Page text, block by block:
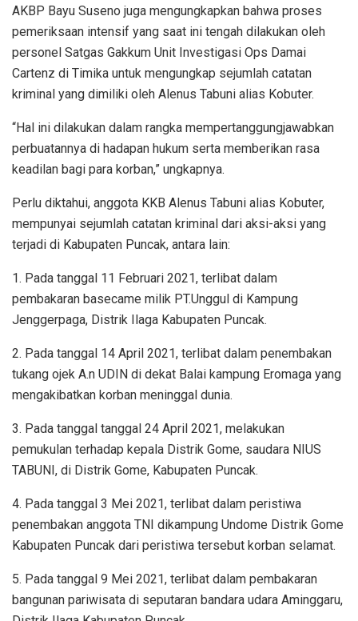
AKBP Bayu Suseno juga mengungkapkan bahwa proses
pemeriksaan intensif yang saat ini tengah dilakukan oleh
personel Satgas Gakkum Unit Investigasi Ops Damai
Cartenz di Timika untuk mengungkap sejumlah catatan
kriminal yang dimiliki oleh Alenus Tabuni alias Kobuter.
“Hal ini dilakukan dalam rangka mempertanggungjawabkan
perbuatannya di hadapan hukum serta memberikan rasa
keadilan bagi para korban,” ungkapnya.
Perlu diktahui, anggota KKB Alenus Tabuni alias Kobuter,
mempunyai sejumlah catatan kriminal dari aksi-aksi yang
terjadi di Kabupaten Puncak, antara lain:
1. Pada tanggal 11 Februari 2021, terlibat dalam
pembakaran basecame milik PT.Unggul di Kampung
Jenggerpaga, Distrik Ilaga Kabupaten Puncak.
2. Pada tanggal 14 April 2021, terlibat dalam penembakan
tukang ojek A.n UDIN di dekat Balai kampung Eromaga yang
mengakibatkan korban meninggal dunia.
3. Pada tanggal tanggal 24 April 2021, melakukan
pemukulan terhadap kepala Distrik Gome, saudara NIUS
TABUNI, di Distrik Gome, Kabupaten Puncak.
4. Pada tanggal 3 Mei 2021, terlibat dalam peristiwa
penembakan anggota TNI dikampung Undome Distrik Gome
Kabupaten Puncak dari peristiwa tersebut korban selamat.
5. Pada tanggal 9 Mei 2021, terlibat dalam pembakaran
bangunan pariwisata di seputaran bandara udara Aminggaru,